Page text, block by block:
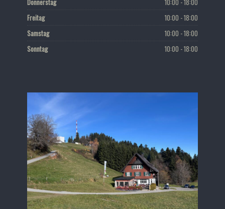
Donnerstag
10:00 - 18:00
Freitag
10:00 - 18:00
Samstag
10:00 - 18:00
Sonntag
10:00 - 18:00